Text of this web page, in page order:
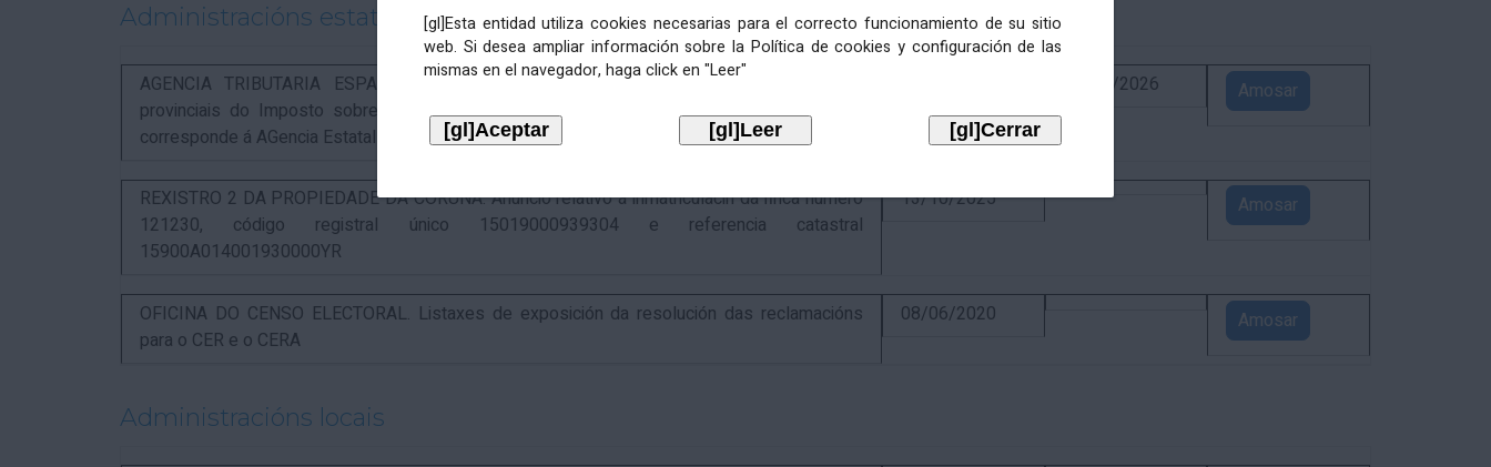
[gl]Esta entidad utiliza cookies necesarias para el correcto funcionamiento de su sitio
web. Si desea ampliar información sobre la Política de cookies y configuración de las
mismas en el navegador, haga click en "Leer"
Administracións estatais
AGENCIA TRIBUTARIA ESPAÑOLA. Aviso relativo á recadación das cotas estatais e
provinciais do Imposto sobre Actividades Económicas de 2026, cuxa xestión recadatoria
corresponde á AGencia Estatal de Administración Tributaria.
02/09/2026 Amosar
REXISTRO 2 DA PROPIEDADE DA CORUÑA. Anuncio relativo á inmatriculacin da finca número
121230, código registral único 15019000939304 e referencia catastral
15900A014001930000YR
13/10/2025 Amosar
OFICINA DO CENSO ELECTORAL. Listaxes de exposición da resolución das reclamacións
para o CER e o CERA
08/06/2020 Amosar
Administracións locais